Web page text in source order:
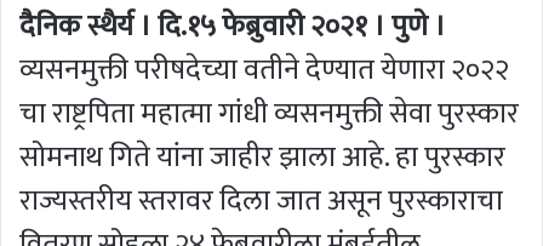
दैनिक स्थैर्य । दि.१५ फेब्रुवारी २०२१ । पुणे ।
व्यसनमुक्ती परीषदेच्या वतीने देण्यात येणारा २०२२
चा राष्ट्रपिता महात्मा गांधी व्यसनमुक्ती सेवा पुरस्कार
सोमनाथ गिते यांना जाहीर झाला आहे. हा पुरस्कार
राज्यस्तरीय स्तरावर दिला जात असून पुरस्काराचा